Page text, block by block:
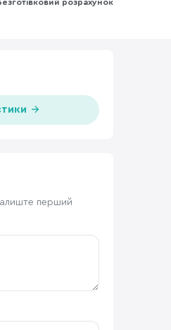
розрахунок
перший